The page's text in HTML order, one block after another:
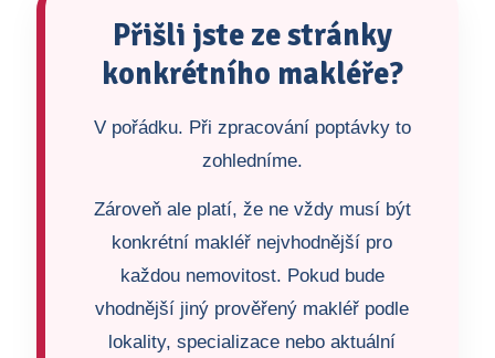
Přišli jste ze stránky
konkrétního makléře?
V pořádku. Při zpracování poptávky to
zohledníme.
Zároveň ale platí, že ne vždy musí být
konkrétní makléř nejvhodnější pro
každou nemovitost. Pokud bude
vhodnější jiný prověřený makléř podle
lokality, specializace nebo aktuální